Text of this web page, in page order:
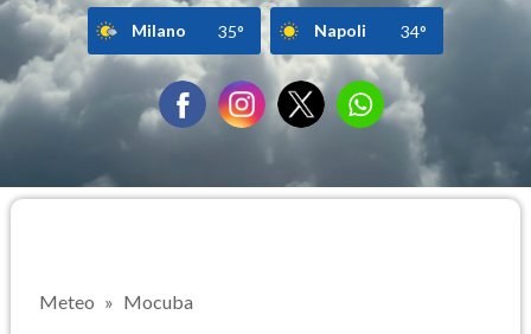
Milano 35° Napoli 34°
Meteo Mocuba